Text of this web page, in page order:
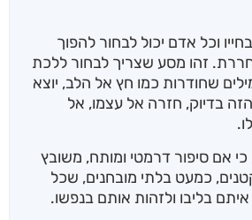
וכל אדם יכול לבחור להפוך
זהו מסע שצריך לבחור ללכת
שחודרות כמו חץ אל הלב, יוצא
בדיוק, חזרה אל עצמו, אל
כי אם סיפור דרמטי ומותח, משובץ
כמעט בלתי מובחנים, שכל
בליבו ולזהות אותם בנפשו.